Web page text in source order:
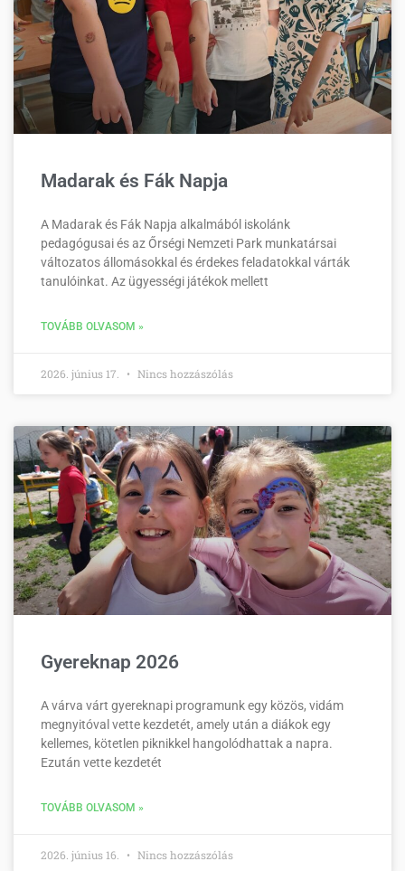
Madarak és Fák Napja
A Madarak és Fák Napja alkalmából iskolánk
pedagógusai és az Őrségi Nemzeti Park munkatársai
változatos állomásokkal és érdekes feladatokkal várták
tanulóinkat. Az ügyességi játékok mellett
TOVÁBB OLVASOM »
2026. június 17. Nincs hozzászólás
Gyereknap 2026
A várva várt gyereknapi programunk egy közös, vidám
megnyitóval vette kezdetét, amely után a diákok egy
kellemes, kötetlen piknikkel hangolódhattak a napra.
Ezután vette kezdetét
TOVÁBB OLVASOM »
2026. június 16. Nincs hozzászólás